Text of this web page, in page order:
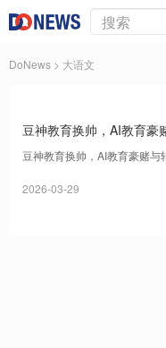
DoNews > 大语文
豆神教育换帅，AI教育豪
豆神教育换帅，AI教育豪赌与
2026-03-29